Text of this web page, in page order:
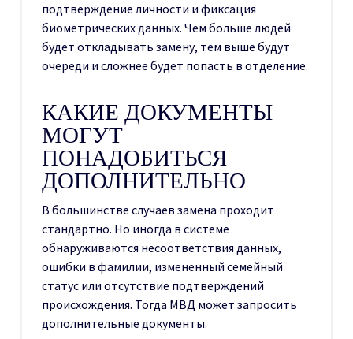
подтверждение личности и фиксация
биометрических данных. Чем больше людей
будет откладывать замену, тем выше будут
очереди и сложнее будет попасть в отделение.
КАКИЕ ДОКУМЕНТЫ
МОГУТ
ПОНАДОБИТЬСЯ
ДОПОЛНИТЕЛЬНО
В большинстве случаев замена проходит
стандартно. Но иногда в системе
обнаруживаются несоответствия данных,
ошибки в фамилии, изменённый семейный
статус или отсутствие подтверждений
происхождения. Тогда МВД может запросить
дополнительные документы.